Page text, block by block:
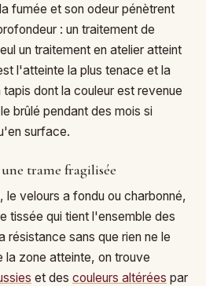
fumée et son odeur pénètrent
: un traitement de
un traitement en atelier atteint
l'atteinte la plus tenace et la
dont la couleur est revenue
brûlé pendant des mois si
surface.
trame fragilisée
le velours a fondu ou charbonné,
tissée qui tient l'ensemble des
sans que rien ne le
la zone atteinte, on trouve
et des couleurs altérées par